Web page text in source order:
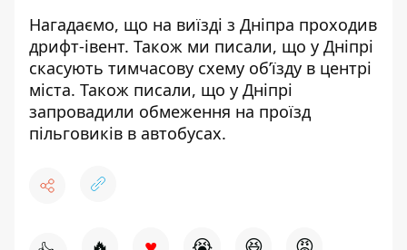
Нагадаємо, що на виїзді з Дніпра проходив
дрифт-івент. Також ми писали, що у Дніпрі
скасують тимчасову схему об’їзду в центрі
міста. Також писали, що у Дніпрі
запровадили обмеження на проїзд
пільговиків в автобусах.